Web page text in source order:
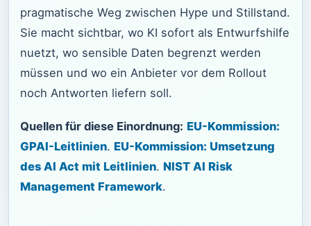
pragmatische Weg zwischen Hype und Stillstand.
Sie macht sichtbar, wo KI sofort als Entwurfshilfe
nuetzt, wo sensible Daten begrenzt werden
müssen und wo ein Anbieter vor dem Rollout
noch Antworten liefern soll.
Quellen für diese Einordnung: EU-Kommission:
GPAI-Leitlinien. EU-Kommission: Umsetzung
des AI Act mit Leitlinien. NIST AI Risk
Management Framework.